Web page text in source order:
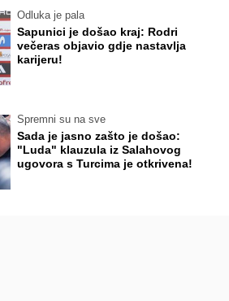
Odluka je pala
Sapunici je došao kraj: Rodri
večeras objavio gdje nastavlja
karijeru!
Spremni su na sve
Sada je jasno zašto je došao:
"Luda" klauzula iz Salahovog
ugovora s Turcima je otkrivena!